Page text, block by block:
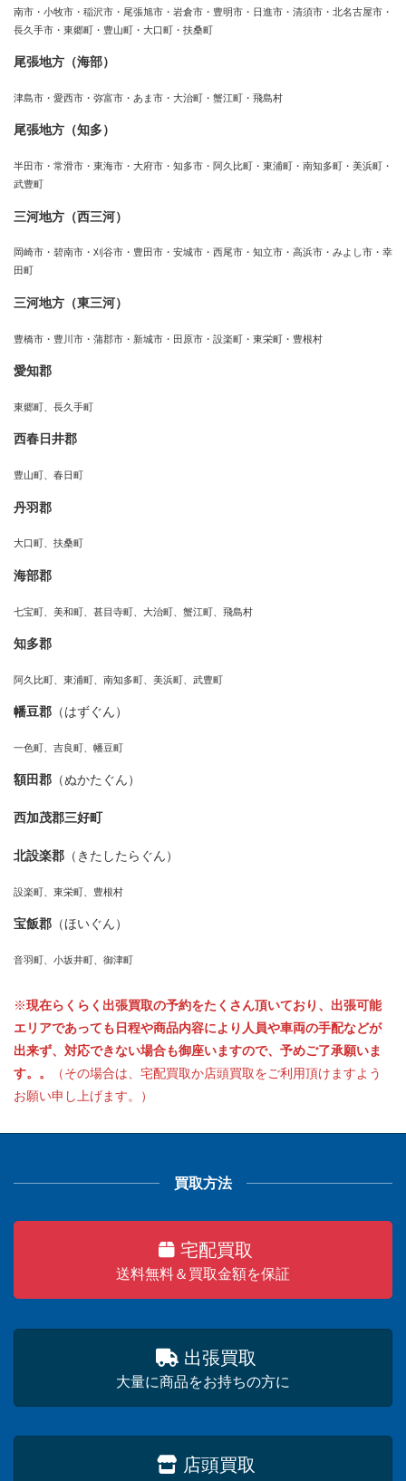
南市・小牧市・稲沢市・尾張旭市・岩倉市・豊明市・日進市・清須市・北名古屋市・
長久手市・東郷町・豊山町・大口町・扶桑町
尾張地方（海部）
津島市・愛西市・弥富市・あま市・大治町・蟹江町・飛島村
尾張地方（知多）
半田市・常滑市・東海市・大府市・知多市・阿久比町・東浦町・南知多町・美浜町・
武豊町
三河地方（西三河）
岡崎市・碧南市・刈谷市・豊田市・安城市・西尾市・知立市・高浜市・みよし市・幸
田町
三河地方（東三河）
豊橋市・豊川市・蒲郡市・新城市・田原市・設楽町・東栄町・豊根村
愛知郡
東郷町、長久手町
西春日井郡
豊山町、春日町
丹羽郡
大口町、扶桑町
海部郡
七宝町、美和町、甚目寺町、大治町、蟹江町、飛島村
知多郡
阿久比町、東浦町、南知多町、美浜町、武豊町
幡豆郡 （はずぐん）
一色町、吉良町、幡豆町
額田郡 （ぬかたぐん）
西加茂郡三好町
北設楽郡 （きたしたらぐん）
設楽町、東栄町、豊根村
宝飯郡 （ほいぐん）
音羽町、小坂井町、御津町
※現在らくらく出張買取の予約をたくさん頂いており、出張可能
エリアであっても日程や商品内容により人員や車両の手配などが
出来ず、対応できない場合も御座いますので、予めご了承願いま
す。。
（その場合は、宅配買取か店頭買取をご利用頂けますよう
お願い申し上げます。）
買取方法
宅配買取
送料無料＆買取金額を保証
出張買取
大量に商品をお持ちの方に
店頭買取